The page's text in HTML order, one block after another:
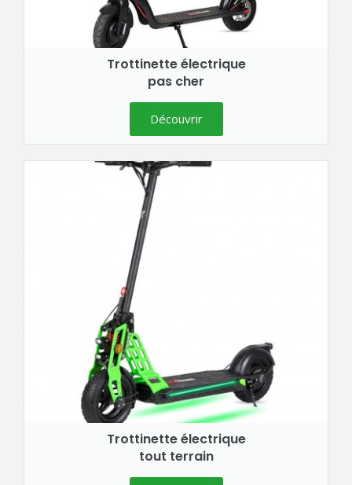
Trottinette électrique
pas cher
Découvrir
Trottinette électrique
tout terrain